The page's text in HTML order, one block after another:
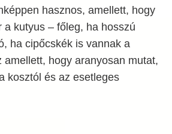
hasznos, amellett, hogy
a kutyus – főleg, ha hosszú
ha cipőcskék is vannak a
amellett, hogy aranyosan mutat,
kosztól és az esetleges